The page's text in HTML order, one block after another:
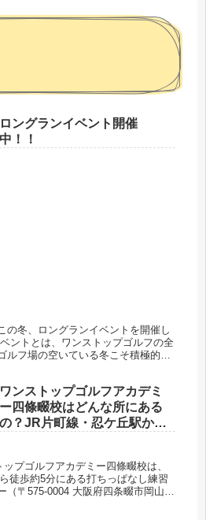
ロングランイベント開催
中！！
の冬、ロングランイベントを開催し
ントとは、ワンストップゴルフの全
フ場の空いている冬こそ積極的に
ワンストップゴルフアカデミ
ー四條畷校はどんな所にある
の？JR片町線・忍ケ丘駅から
プゴルフアカデミー四條畷校は、
徒歩約5分にある打ちっぱなし練習
（〒575-0004 大阪府四条畷市岡山